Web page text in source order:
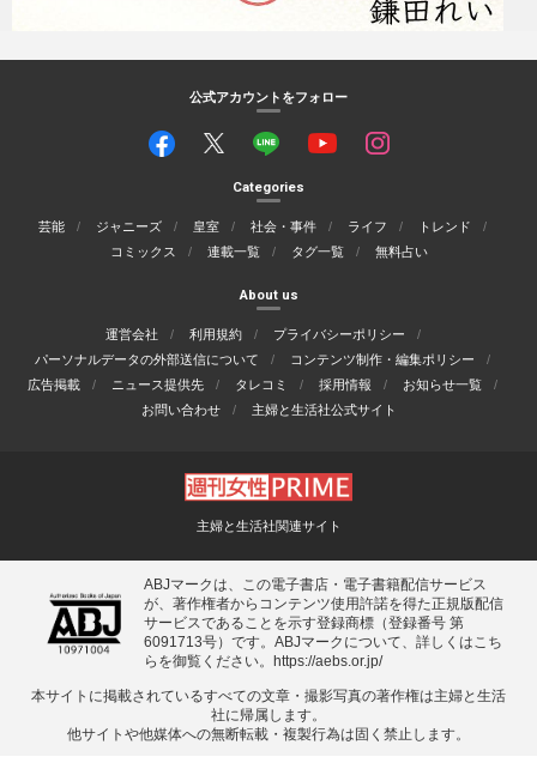
公式アカウントをフォロー
Categories
芸能 ジャニーズ 皇室 社会・事件 ライフ
トレンド
コミックス
連載一覧 タグ一覧 無料占い
About us
運営会社 利用規約
プライバシーポリシー
パーソナルデータの外部送信について
コンテンツ制作・編集ポリシー
広告掲載
ニュース提供先 タレコミ 採用情報
お知らせ一覧
お問い合わせ
主婦と生活社公式サイト
主婦と生活社関連サイト
ABJマークは、この電子書店・電子書籍配信サービス
が、著作権者からコンテンツ使用許諾を得た正規版配信
サービスであることを示す登録商標（登録番号 第
6091713号）です。ABJマークについて、詳しくはこち
らを御覧ください。
https://aebs.or.jp/
本サイトに掲載されているすべての⽂章・撮影写真の著作権は主婦と⽣活
社に帰属します。
他サイトや他媒体への無断転載・複製⾏為は固く禁⽌します。